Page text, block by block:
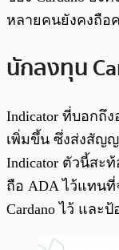
หลายคนยังคงถือ
นักลงทุน
Indicator ที่บอกถึง
เพิ่มขึ้น ซึ่งส่งสัญ
Indicator ตัวนี้สะ
ถือ ADA ไว้แทน
Cardano ไว้ และ